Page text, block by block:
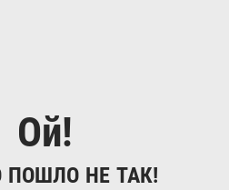
Ой!
ПОШЛО НЕ ТАК!